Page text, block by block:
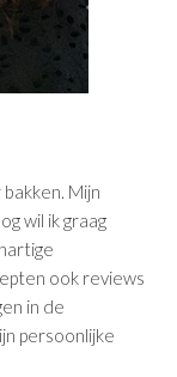
Mijn
wil ik graag
ook reviews
in de
persoonlijke